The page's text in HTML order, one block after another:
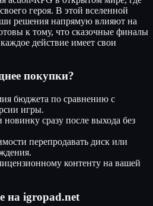
героя. В этой вселенной
решения напрямую влияют на
к тому, что сказочные финалы
действие имеет свои
покупки?
бюджета по сравнению с
игры.
сразу после выхода без
перепродавать диск или
контенту на вашей
на igropad.net